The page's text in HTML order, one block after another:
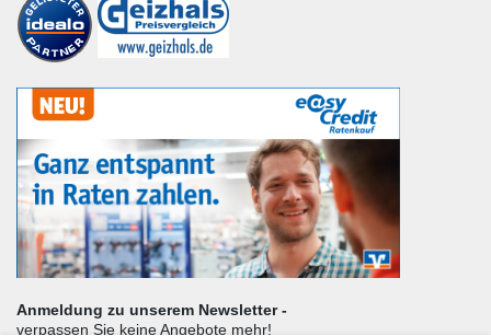
Anmeldung zu unserem Newsletter -
verpassen Sie keine Angebote mehr!